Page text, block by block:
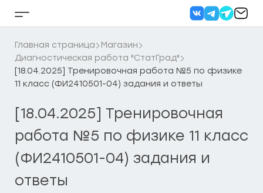
Кнопка
бокового
меню
Главная страница
Магазин
Диагностическая работа "СтатГрад"
[18.04.2025] Тренировочная работа №5 по физике
11 класс (ФИ2410501-04) задания и ответы
[18.04.2025] Тренировочная
работа №5 по физике 11 класс
(ФИ2410501-04) задания и
ответы